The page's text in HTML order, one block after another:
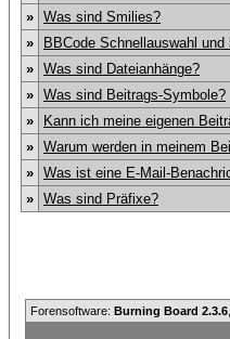
» Was sind Smilies?
»
BBCode Schnellauswahl
» Was sind Dateianhänge?
» Was sind Beitrags-Symbole?
»
Kann ich meine eigenen
» Warum werden in meinem
» Was ist eine E-Mail-
» Was sind Präfixe?
Forensoftware: Burning Board 2.3.6